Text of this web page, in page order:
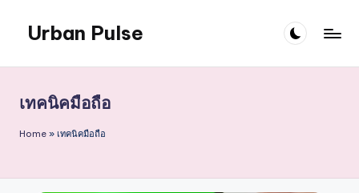
content
Urban Pulse
เทคนิคมือถือ
Home » เทคนิคมือถือ